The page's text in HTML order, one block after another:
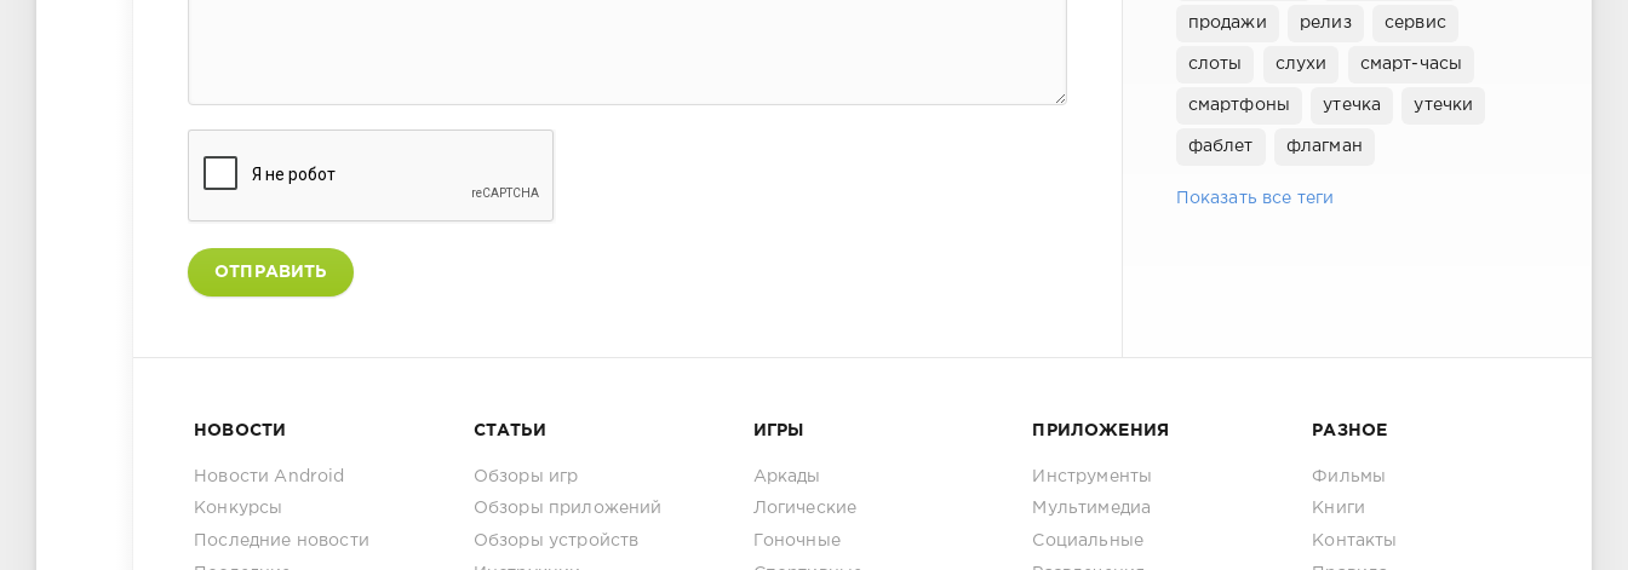
ОТПРАВИТЬ
продажи релиз сервис
слоты слухи смарт-часы
смартфоны утечка утечки
фаблет флагман
Показать все теги
НОВОСТИ
Новости Android
Конкурсы
Последние новости
СТАТЬИ
Обзоры игр
Обзоры приложений
Обзоры устройств
ИГРЫ
Аркады
Логические
Гоночные
ПРИЛОЖЕНИЯ
Инструменты
Мультимедиа
Социальные
РАЗНОЕ
Фильмы
Книги
Контакты